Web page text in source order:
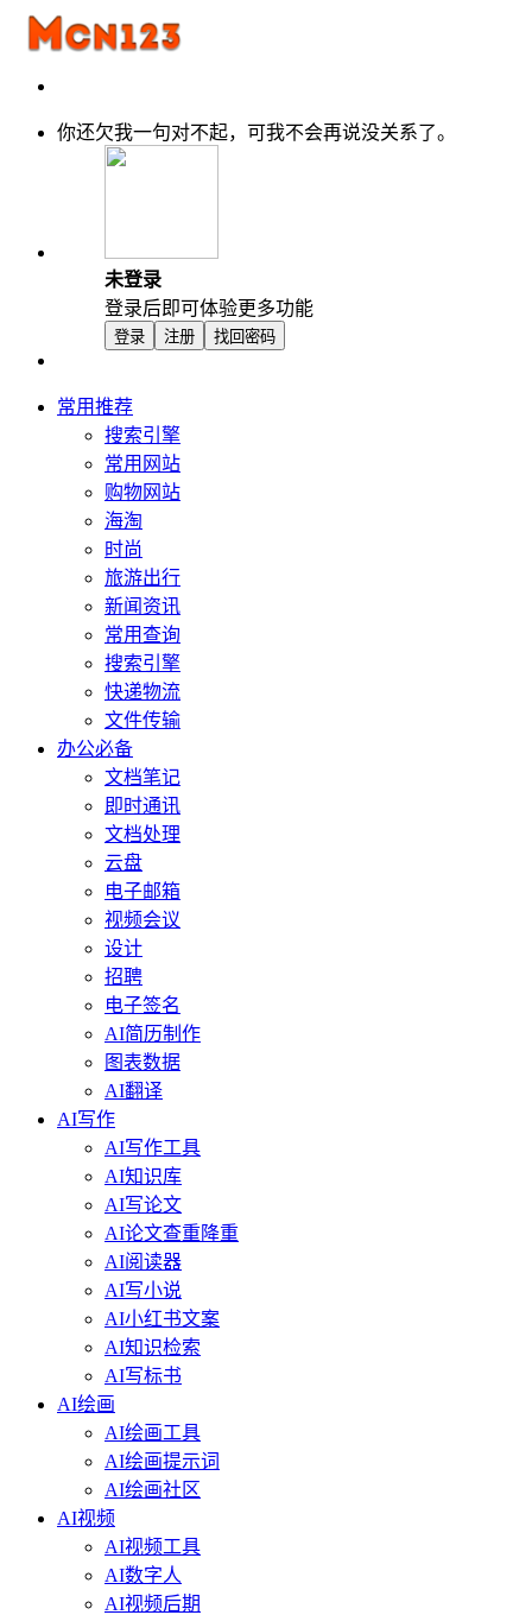
你还欠我一句对不起，可我不会再说没关系了。
未登录
登录后即可体验更多功能
登录 注册 找回密码
常用推荐
搜索引擎
常用网站
购物网站
海淘
时尚
旅游出行
新闻资讯
常用查询
搜索引擎
快递物流
文件传输
办公必备
文档笔记
即时通讯
文档处理
云盘
电子邮箱
视频会议
设计
招聘
电子签名
AI简历制作
图表数据
AI翻译
AI写作
AI写作工具
AI知识库
AI写论文
AI论文查重降重
AI阅读器
AI写小说
AI小红书文案
AI知识检索
AI写标书
AI绘画
AI绘画工具
AI绘画提示词
AI绘画社区
AI视频
AI视频工具
AI数字人
AI视频后期